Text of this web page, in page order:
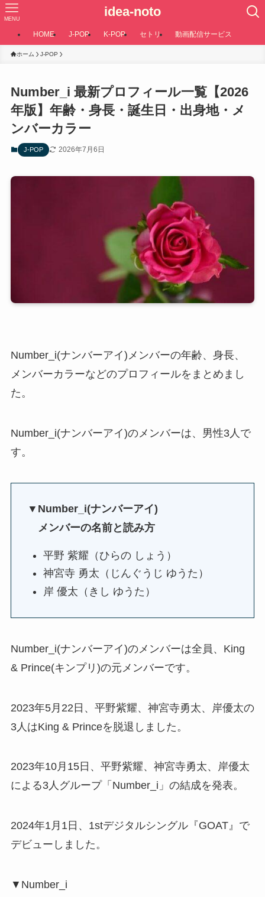
idea-noto
MENU
HOME J-POP K-POP セトリ 動画配信サービス
ホーム J-POP
Number_i 最新プロフィール一覧【2026
年版】年齢・身長・誕生日・出身地・メ
ンバーカラー
J-POP 2026年7月6日
Number_i(ナンバーアイ)メンバーの年齢、身長、
メンバーカラーなどのプロフィールをまとめまし
た。
Number_i(ナンバーアイ)のメンバーは、男性3人で
す。
▼Number_i(ナンバーアイ)
メンバーの名前と読み方
平野 紫耀（ひらの しょう）
神宮寺 勇太（じんぐうじ ゆうた）
岸 優太（きし ゆうた）
Number_i(ナンバーアイ)のメンバーは全員、King
& Prince(キンプリ)の元メンバーです。
2023年5月22日、平野紫耀、神宮寺勇太、岸優太の
3人はKing & Princeを脱退しました。
2023年10月15日、平野紫耀、神宮寺勇太、岸優太
による3人グループ「Number_i」の結成を発表。
2024年1月1日、1stデジタルシングル『GOAT』で
デビューしました。
▼Number_i